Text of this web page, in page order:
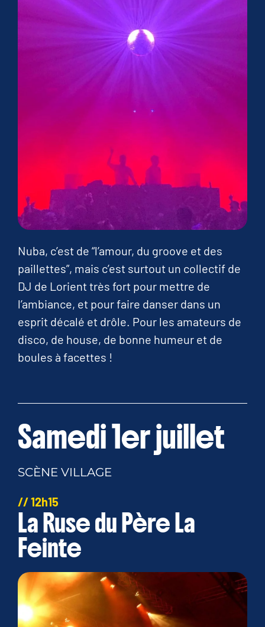
Nuba, c’est de “l’amour, du groove et des
paillettes”, mais c’est surtout un collectif de
DJ de Lorient très fort pour mettre de
l’ambiance, et pour faire danser dans un
esprit décalé et drôle. Pour les amateurs de
disco, de house, de bonne humeur et de
boules à facettes !
Samedi 1er juillet
SCÈNE VILLAGE
// 12h15
La Ruse du Père La
Feinte